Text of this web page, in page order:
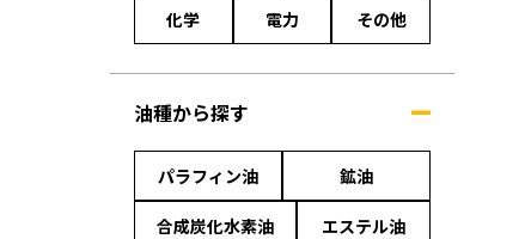
化学 電力 その他
油種から探す
パラフィン油 鉱油
合成炭化水素油 エステル油